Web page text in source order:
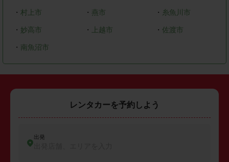
・ 村上市 ・ 燕市 ・ 糸魚川市
・ 妙高市 ・ 上越市 ・ 佐渡市
・ 南魚沼市
レンタカーを予約しよう
出発